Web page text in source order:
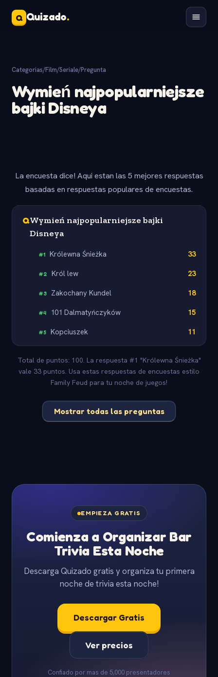
Q Quizado.
Categorias/Film/Seriale/Pregunta
Wymień najpopularniejsze
bajki Disneya
La encuesta dice! Aqui estan las 5 mejores respuestas
basadas en respuestas populares de encuestas.
QWymień najpopularniejsze bajki
Disneya
#1 Królewna Śnieżka 33
#2 Król lew 23
#3 Zakochany Kundel 18
#4 101 Dalmatyńczyków 15
#5 Kopciuszek 11
Total de puntos: 100. La respuesta #1 "Królewna Śnieżka"
vale 33 puntos. Usa estas respuestas de encuestas estilo
Family Feud para tu noche de juegos!
Mostrar todas las preguntas
EMPIEZA GRATIS
Comienza a Organizar Bar
Trivia Esta Noche
Descarga Quizado gratis y organiza tu primera
noche de trivia esta noche!
Descargar Gratis
Ver precios
Confiado por mas de 5,000 presentadores